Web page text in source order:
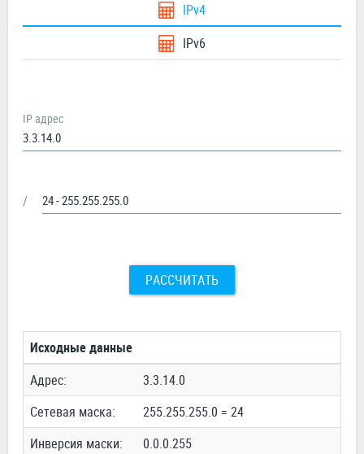
IPv4
IPv6
IP адрес
/
РАССЧИТАТЬ
Исходные данные
Адрес:
3.3.14.0
Сетевая маска:
255.255.255.0 = 24
Инверсия маски:
0.0.0.255